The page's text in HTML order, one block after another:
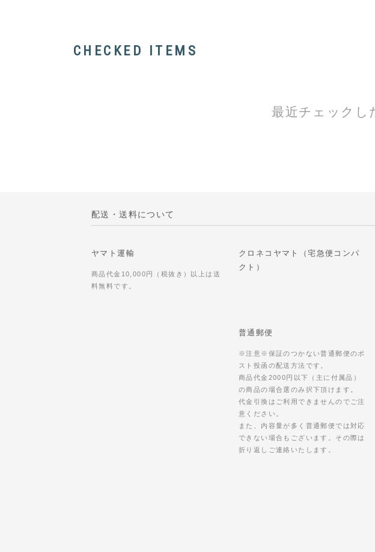
CHECKED ITEMS
最近チェックし
配送・送料について
ヤマト運輸
商品代金10,000円（税抜き）以上は送
料無料です。
クロネコヤマト（宅急便コンパ
クト）
普通郵便
※注意※保証のつかない普通郵便のポ
スト投函の配送方法です。
商品代金2000円以下（主に付属品）
の商品の場合選のみ択下頂けます。
代金引換はご利用できませんのでご注
意ください。
また、内容量が多く普通郵便では対応
できない場合もございます。その際は
折り返しご連絡いたします。